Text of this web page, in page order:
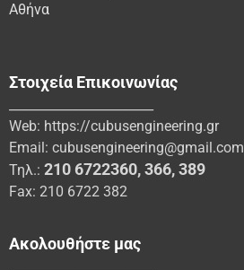
Αθήνα
Στοιχεία Επικοινωνίας
Web: https://cubusengineering.gr
Email: cubusengineering@gmail.com
Τηλ.: 210 6722360,366,389
Fax: 210 6722 382
Ακολουθήστε μας